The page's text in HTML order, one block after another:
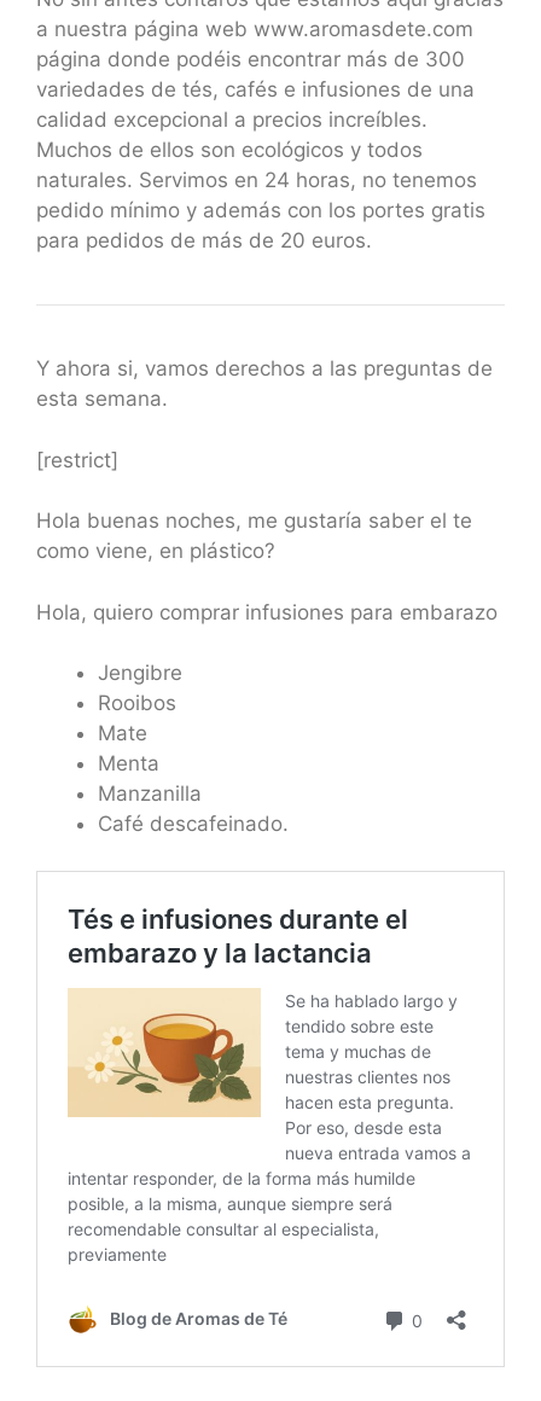
a nuestra página web www.aromasdete.com
página donde podéis encontrar más de 300
variedades de tés, cafés e infusiones de una
calidad excepcional a precios increíbles.
Muchos de ellos son ecológicos y todos
naturales. Servimos en 24 horas, no tenemos
pedido mínimo y además con los portes gratis
para pedidos de más de 20 euros.
Y ahora si, vamos derechos a las preguntas de
esta semana.
[restrict]
Hola buenas noches, me gustaría saber el te
como viene, en plástico?
Hola, quiero comprar infusiones para embarazo
Jengibre
Rooibos
Mate
Menta
Manzanilla
Café descafeinado.